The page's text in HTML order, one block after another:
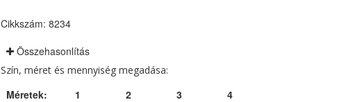
Cikkszám: 8234
Összehasonlítás
Szín, méret és mennyiség megadása:
Méretek: 1 2 3
4